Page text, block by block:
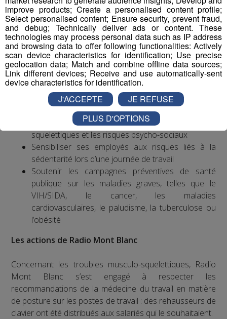
leurs collègues des autres pays européens. Les troubles
musculo-squelettiques sont la première cause de
maladies professionnelles, notamment au niveau du
poignet et de la main.
Exemples d’actions à entreprendre
Mettre en place une politique ambitieuse de santé,
sécurité et bien-être au travail visant notamment à
réduire les accidents du travail et les situations à
risques ainsi que les troubles musculo-
squelettiques et les risques psycho-sociaux
Sensibiliser ses employés aux risques liés à la
sédentarité lors d’une journée de travail
Soutenir les campagnes préventives de santé
publique sur les maladies graves, telles que le
VIH/SIDA, le cancer, les maladies
cardiovasculaires, le paludisme, la tuberculose ou
l’obésité
Les actions de Radio Mont Blanc
Concernant les troubles musculo-squelettiques, Radio
Mont Blanc s’est engagé à respecter les
recommandations de la médecine du travail en matière
de posture sur les postes de travail : des rehausseurs de
clavier ont été distribués aux salariés qui le souhaitaient.
improve products; Create a personalised content profile;
Select personalised content; Ensure security, prevent fraud,
and debug; Technically deliver ads or content. These
technologies may process personal data such as IP address
and browsing data to offer following functionalities: Actively
scan device characteristics for identification; Use precise
geolocation data; Match and combine offline data sources;
Link different devices; Receive and use automatically-sent
device characteristics for identification.
J'ACCEPTE
JE REFUSE
PLUS D'OPTIONS